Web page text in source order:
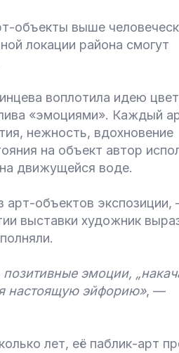
объекты выше
локации района смогут
воплотила идею
«эмоциями». Каждый
нежность, вдохновение
на объект автор
движущейся воде.
объектов экспозиции,
выставки художник
эмоции,
настоящую эйфорию», —
лет, её паблик-арт